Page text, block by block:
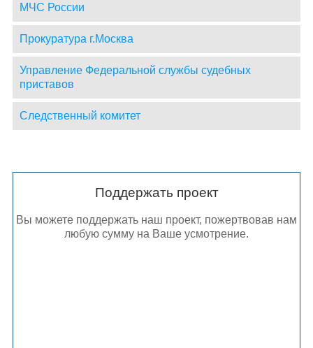
МЧС России
Прокуратура г.Москва
Управление Федеральной службы судебных
приставов
Следственный комитет
Поддержать проект
Вы можете поддержать наш проект, пожертвовав нам
любую сумму на Ваше усмотрение.